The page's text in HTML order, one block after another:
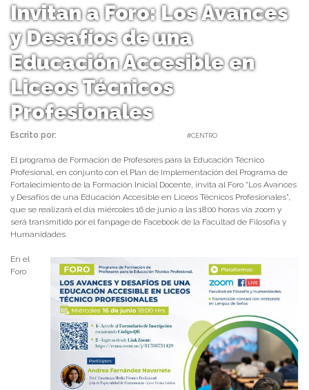
Invitan a Foro: Los Avances
y Desafíos de una
Educación Accesible en
Liceos Técnicos
Profesionales
Escrito por: #CENTRO
El programa de Formación de Profesores para la Educación Técnico
Profesional, en conjunto con el Plan de Implementación del Programa de
Fortalecimiento de la Formación Inicial Docente, invita al Foro “Los Avances
y Desafíos de una Educación Accesible en Liceos Técnicos Profesionales”,
que se realizará el día miércoles 16 de junio a las 18:00 horas vía zoom y
será transmitido por el fanpage de Facebook de la Facultad de Filosofía y
Humanidades.
En el
Foro